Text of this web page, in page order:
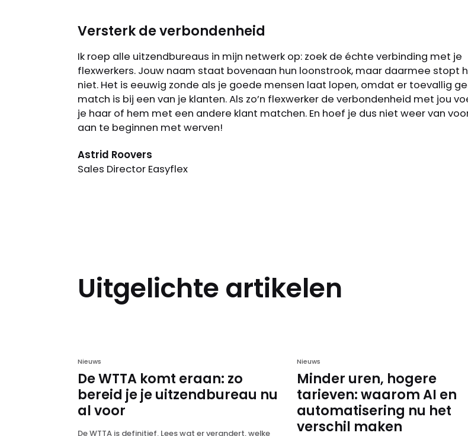
Versterk de verbondenheid
Ik roep alle uitzendbureaus in mijn netwerk op: zoek de échte verbinding met je
flexwerkers. Jouw naam staat bovenaan hun loonstrook, maar daarmee stopt
niet. Het is eeuwig zonde als je goede mensen laat lopen, omdat er toevallig
match is bij een van je klanten. Als zo’n flexwerker de verbondenheid met jou
je haar of hem met een andere klant matchen. En hoef je dus niet weer van
aan te beginnen met werven!
Astrid Roovers
Sales Director Easyflex
Uitgelichte artikelen
Nieuws
De WTTA komt eraan: zo
bereid je je uitzendbureau nu
al voor
De WTTA is definitief. Lees wat er verandert, welke
Nieuws
Minder uren, hogere
tarieven: waarom AI en
automatisering nu het
verschil maken